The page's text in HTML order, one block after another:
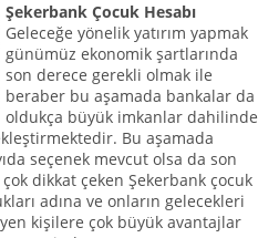
Şekerbank Çocuk Hesabı
Geleceğe yönelik yatırım yapmak
günümüz ekonomik şartlarında
son derece gerekli olmak ile
beraber bu aşamada bankalar da
oldukça büyük imkanlar dahilinde
Bu aşamada
seçenek mevcut olsa da son
dikkat çeken Şekerbank çocuk
adına ve onların gelecekleri
kişilere çok büyük avantajlar